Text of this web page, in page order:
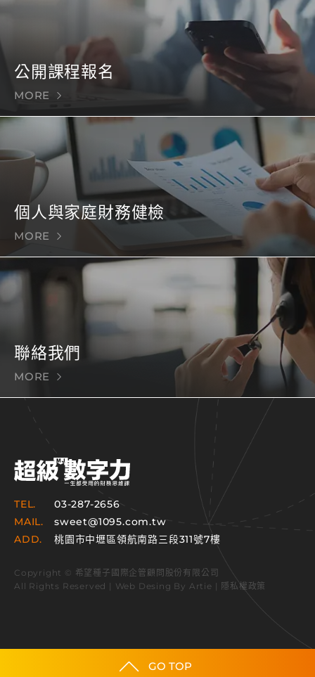
公開課程報名
MORE
個人與家庭財務健檢
MORE
聯絡我們
MORE
TEL.
03-287-2656
MAIL.
sweet@1095.com.tw
ADD.
桃園市中壢區領航南路三段311號7樓
Copyright © 希望種子國際企管顧問股份有限公司
All Rights Reserved | Web Desing By Artie | 隱私權政策
GO TOP